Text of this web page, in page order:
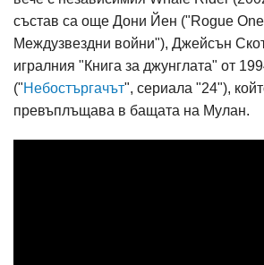
състав са още Дони Йен ("Rogue
Междузвездни войни"), Джейсън
игралния "Книга за джунглата" от
("Небостъргачът", сериала "24"),
превъплъщава в бащата на Мулан.